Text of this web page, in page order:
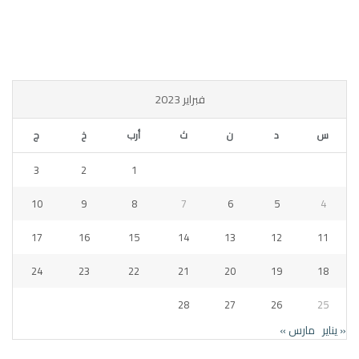
فبراير 2023
س د ن ث أرب خ ج
1
2
3
4
5
6
7
8
9
10
11
12
13
14
15
16
17
18
19
20
21
22
23
24
25
26
27
28
« يناير مارس »